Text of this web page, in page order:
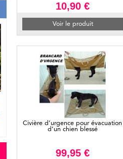
10,90 €
Voir le produit
Civière d’urgence pour évacuation
d’un chien blessé
99,95 €